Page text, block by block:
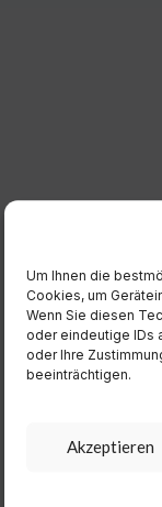
Um Ihnen die
Cookies, um
Wenn Sie diesen
oder eindeutige IDs
oder Ihre
beeinträchtigen.
Akzeptieren